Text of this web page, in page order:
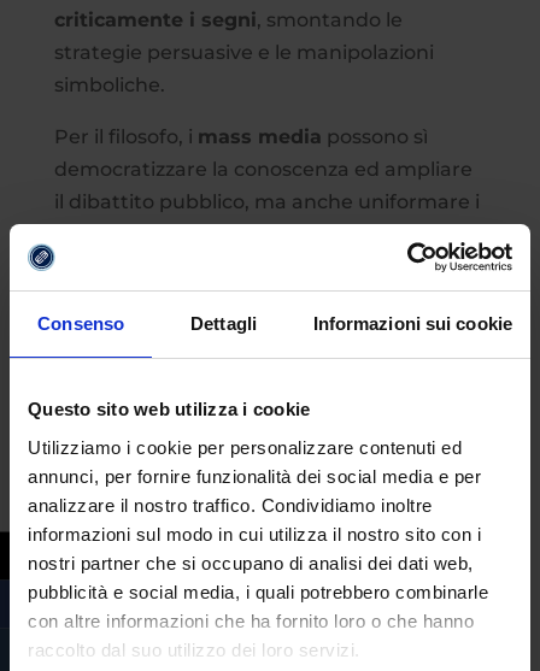
Consenso Dettagli Informazioni sui cookie
Questo sito web utilizza i cookie
Utilizziamo i cookie per personalizzare contenuti ed
annunci, per fornire funzionalità dei social media e per
analizzare il nostro traffico. Condividiamo inoltre
informazioni sul modo in cui utilizza il nostro sito con i
nostri partner che si occupano di analisi dei dati web,
pubblicità e social media, i quali potrebbero combinarle
con altre informazioni che ha fornito loro o che hanno
raccolto dal suo utilizzo dei loro servizi.
criticamente i segni, smontando le
strategie persuasive e le manipolazioni
simboliche.
Per il filosofo, i mass media possono sì
democratizzare la conoscenza ed ampliare
il dibattito pubblico, ma anche uniformare i
sovrabbondanza di informazioni tale da
rendere sempre più difficile distinguere il
vero dal falso.
disse: “I social media danno diritto di parola
a legioni di imbecilli che prima parlavano
solo al bar dopo un bicchiere di vino, senza
danneggiare la collettività. Venivano subito
messi a tacere, mentre ora hanno lo stesso
diritto di parola un Premio Nobel. È
l’invasione degli imbecilli”.
Da qui nasce anche una delle riflessioni